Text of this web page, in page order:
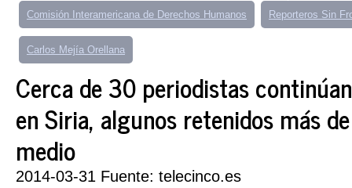
Comisión Interamericana de Derechos Humanos Reporteros Sin
Carlos Mejía Orellana
Cerca de 30 periodistas
en Siria, algunos retenidos más
medio
2014-03-31 Fuente: telecinco.es